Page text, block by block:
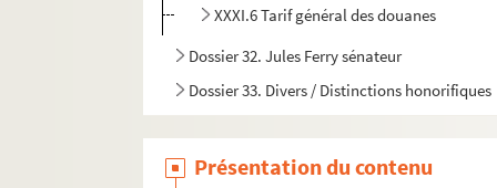
XXXI.6 Tarif général des douanes
Dossier 32. Jules Ferry sénateur
Dossier 33. Divers / Distinctions honorifiques
Présentation du contenu